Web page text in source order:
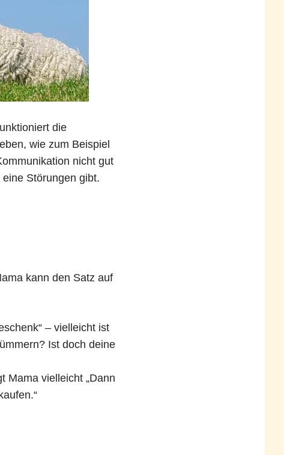
die
wie zum Beispiel
nicht gut
Störungen gibt.
kann den Satz auf
– vielleicht ist
Ist doch deine
Mama vielleicht „Dann